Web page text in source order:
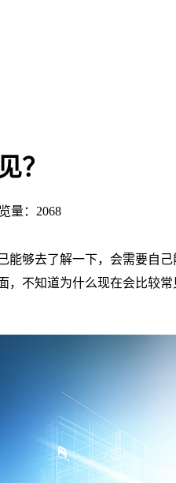
？
量：2068
能够去了解一下，会需要自
，不知道为什么现在会比较